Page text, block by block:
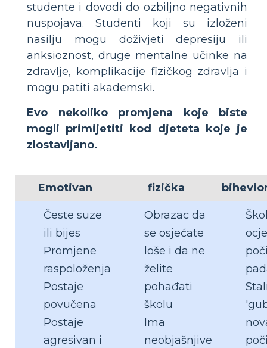
studente i dovodi do ozbiljno negativnih
nuspojava. Studenti koji su izloženi
nasilju mogu doživjeti depresiju ili
anksioznost, druge mentalne učinke na
zdravlje, komplikacije fizičkog zdravlja i
mogu patiti akademski.
Evo nekoliko promjena koje biste
mogli primijetiti kod djeteta koje je
zlostavljano.
Emotivan fizička
Česte suze
ili bijes
Promjene
raspoloženja
Postaje
povučena
Postaje
agresivan i
Obrazac da
se osjećate
loše i da ne
želite
pohađati
školu
Ima
neobjašnjive